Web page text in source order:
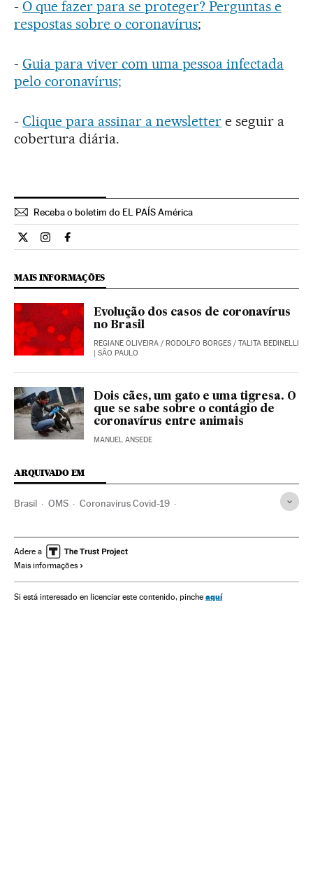
- O que fazer para se proteger? Perguntas e
respostas sobre o coronavírus;
- Guia para viver com uma pessoa infectada
pelo coronavírus;
- Clique para assinar a newsletter e seguir a
cobertura diária.
Receba o boletim do EL PAÍS América
Internacional El País Brasil en Twitter
Internacional El País Brasil en Instagram
Internacional El País Brasil en Facebook
MAIS INFORMAÇÕES
Evolução dos casos de coronavírus
no Brasil
REGIANE OLIVEIRA / RODOLFO BORGES / TALITA BEDINELLI
| SÃO PAULO
Dois cães, um gato e uma tigresa. O
que se sabe sobre o contágio de
coronavírus entre animais
MANUEL ANSEDE
ARQUIVADO EM
Brasil OMS Coronavirus Covid-19
Doenças infecciosas Doenças respiratórias
Ministério Saúde
Adere a
Mais informações
Si está interesado en licenciar este contenido, pinche aquí